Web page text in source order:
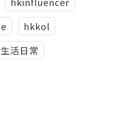
hkkol
活日常